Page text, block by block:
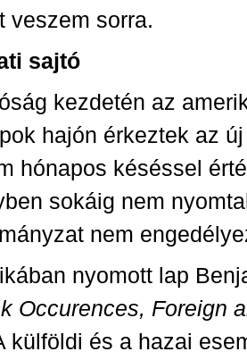
veszem sorra.
sajtó
kezdetén az
hajón érkeztek az
hónapos késéssel
sokáig nem
nem
nyomott lap
Occurences, Foreign
külföldi és a hazai